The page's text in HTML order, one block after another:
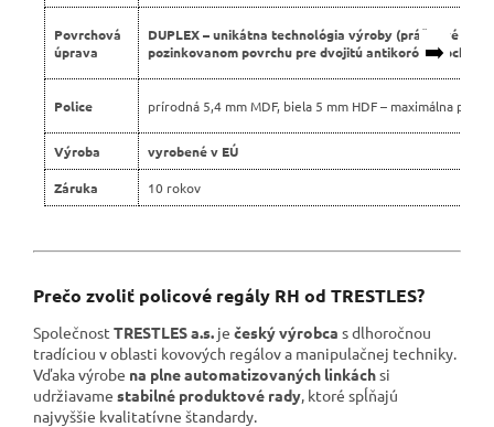
➡️
Povrchová
úprava
DUPLEX – unikátna technológia výroby (práškové
pozinkovanom povrchu pre dvojitú antikoróznu
Police prírodná 5,4 mm MDF, biela 5 mm HDF – maximálna
Výroba vyrobené v EÚ
Záruka 10 rokov
Prečo zvoliť policové regály RH od TRESTLES?
Společnost TRESTLES a.s. je český výrobca s dlhoročnou
tradíciou v oblasti kovových regálov a manipulačnej techniky.
Vďaka výrobe na plne automatizovaných linkáchsi
udržiavame stabilné produktové rady , ktoré spĺňajú
najvyššie kvalitatívne štandardy.